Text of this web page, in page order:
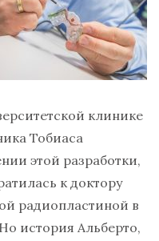
клинике
Тобиаса
этой разработки,
к доктору
радиопластиной в
история Альберто,